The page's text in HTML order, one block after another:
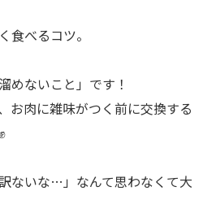
食べるコツ。
めないこと」です！
お肉に雑味がつく前に交換する
ないな…」なんて思わなくて大